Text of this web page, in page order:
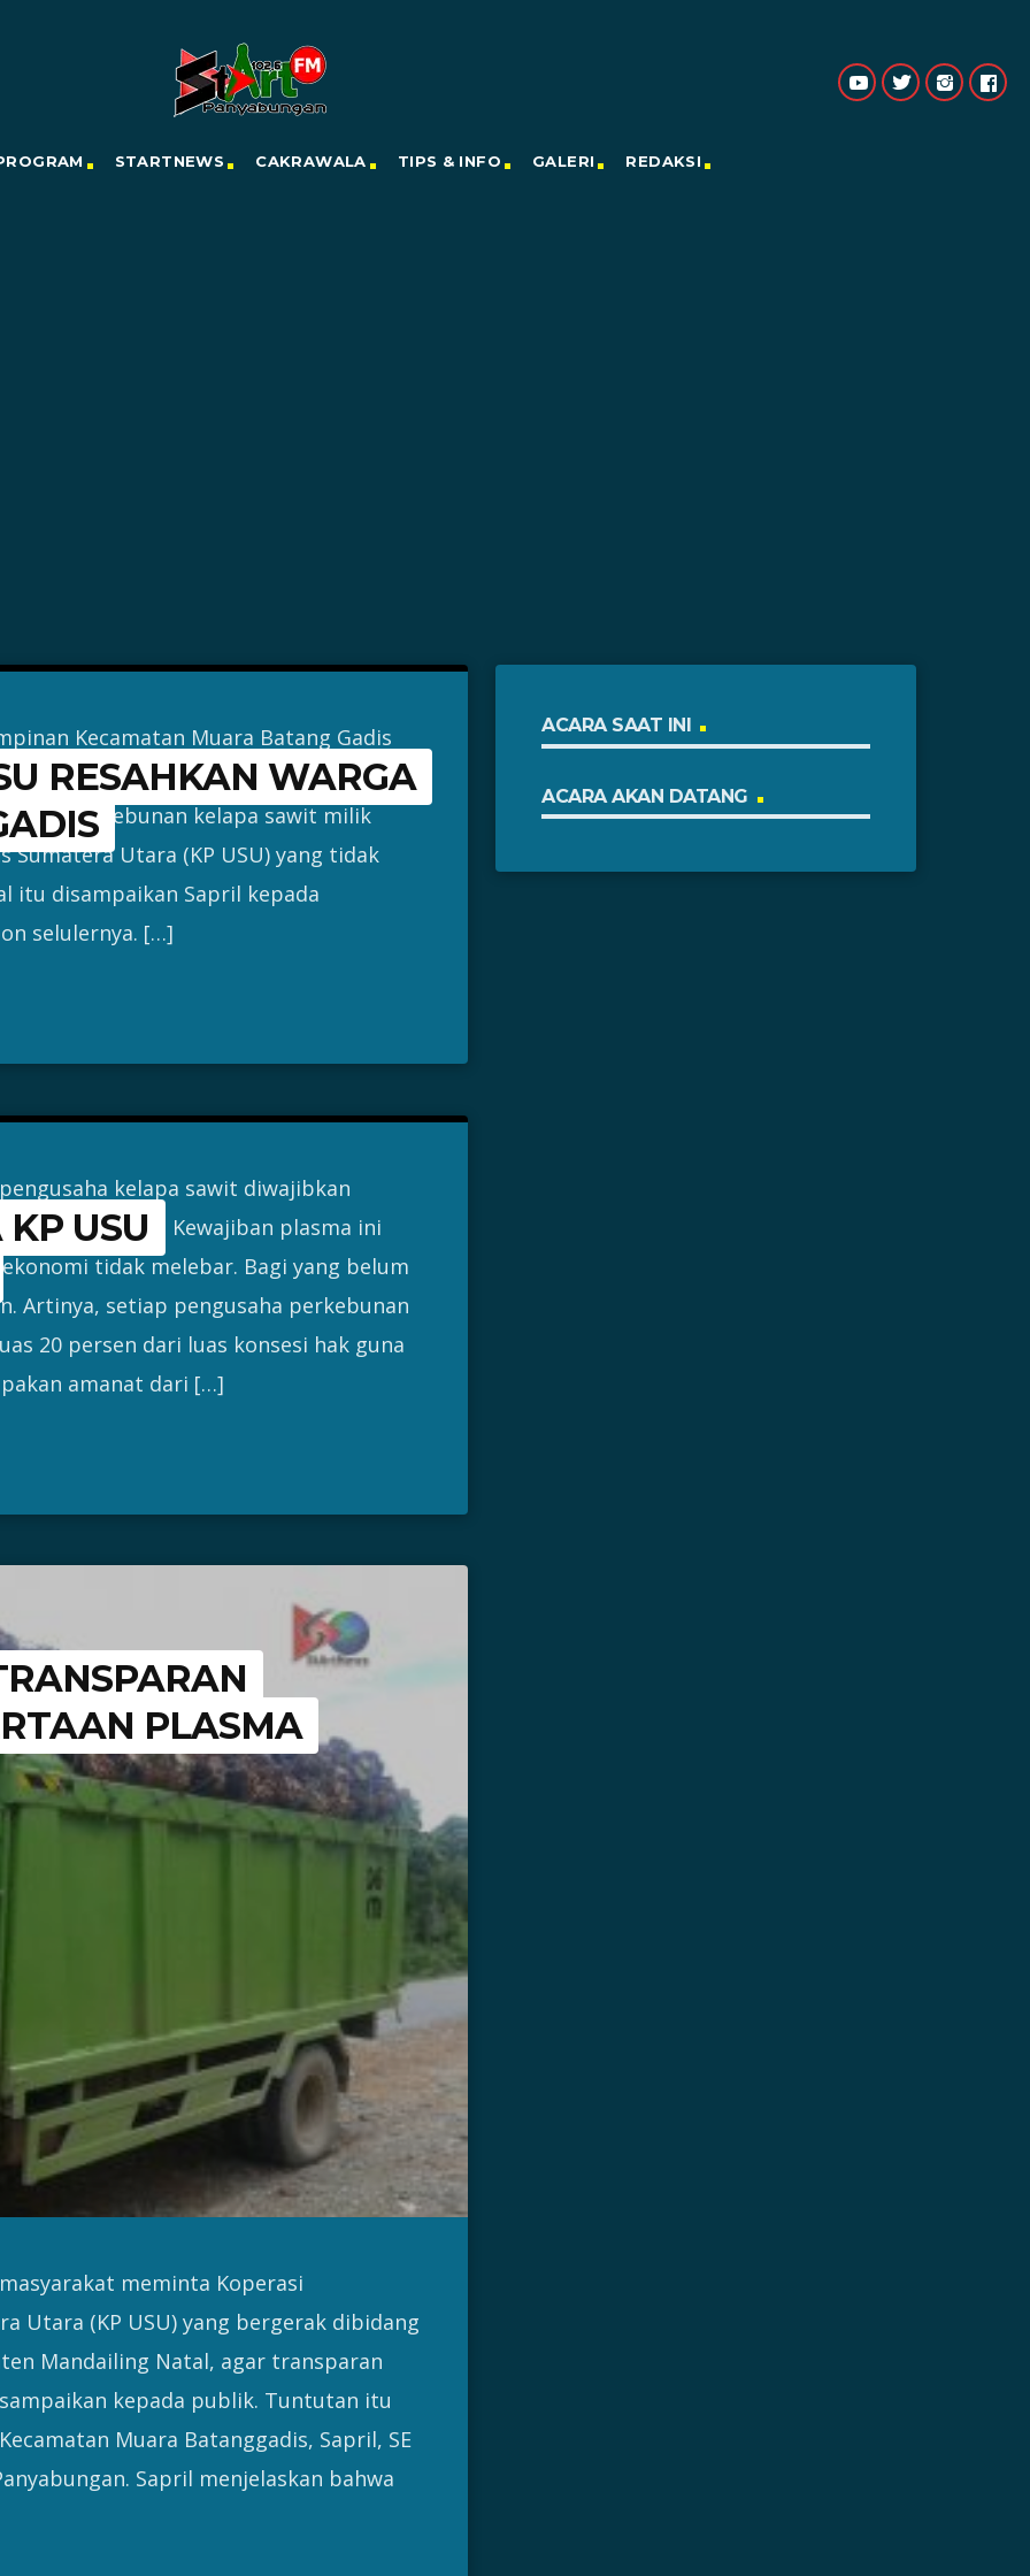
STARTNEWS CAKRAWALA TIPS & INFO GALERI REDAKSI
RESAHKAN WARGA
Kecamatan Muara Batang Gadis
Sapril, SE menyebut sebagian besar
perkebunan kelapa sawit milik
Sumatera Utara (KP USU) yang tidak
itu disampaikan Sapril kepada
selulernya. […]
USU
kelapa sawit diwajibkan
masyarakat. Kewajiban plasma ini
tidak melebar. Bagi yang belum
Artinya, setiap pengusaha perkebunan
20 persen dari luas konsesi hak guna
amanat dari […]
PLASMA
meminta Koperasi
Utara (KP USU) yang bergerak dibidang
Mandailing Natal, agar transparan
kepada publik. Tuntutan itu
Muara Batanggadis, Sapril, SE
Sapril menjelaskan bahwa
ACARA SAAT INI
ACARA AKAN DATANG